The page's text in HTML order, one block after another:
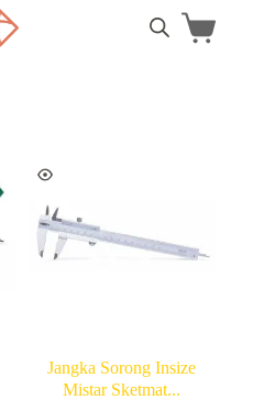
Jangka Sorong Insize
Mistar Sketmat...